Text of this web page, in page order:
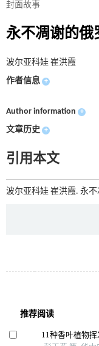
封面故事
永不凋谢的俄
波尔亚科娃 崔洪霞
作者信息 +
Author information +
文章历史 +
引用本文
波尔亚科娃 崔洪霞. 永